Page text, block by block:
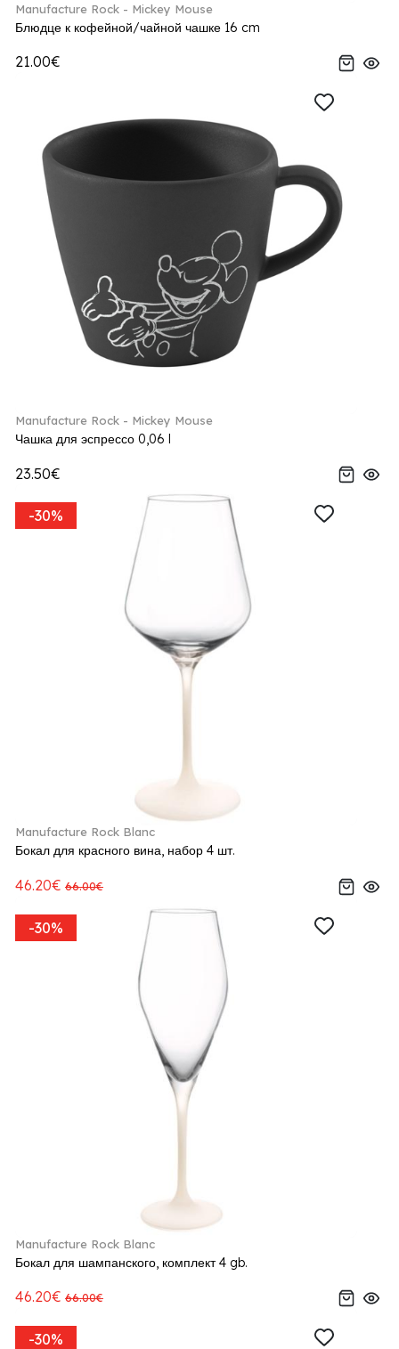
Manufacture Rock - Mickey Mouse
Блюдце к кофейной/чайной чашке 16 cm
21.00€
Manufacture Rock - Mickey Mouse
Чашка для эспрессо 0,06 l
23.50€
-30%
Manufacture Rock Blanc
Бокал для красного вина, набор 4 шт.
46.20€ 66.00€
-30%
Manufacture Rock Blanc
Бокал для шампанского, комплект 4 gb.
46.20€ 66.00€
-30%